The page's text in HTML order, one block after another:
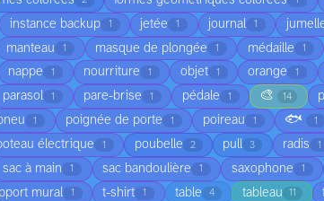
instance backup 1 jetée 1 journal 1
manteau 1 masque de plongée 1 médaille 1
nappe 1 nourriture 1 objet 1 orange 1
parasol 1 pare-brise 1 pédale 1 🎨 14
1 poignée de porte 1 poireau 1 🐟 1
électrique 1 poubelle 2 pull 3 radis 1
sac à main 1 sac bandoulière 1 saxophone 1
mural 1 t-shirt 1 table 4 tableau 11